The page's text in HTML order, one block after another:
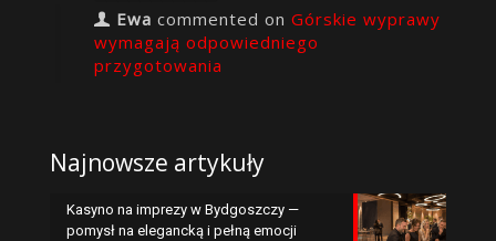
Ewa commented on Górskie wyprawy
wymagają odpowiedniego
przygotowania
Najnowsze artykuły
Kasyno na imprezy w Bydgoszczy —
pomysł na elegancką i pełną emocji